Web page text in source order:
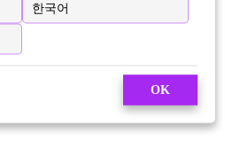
한국어
OK